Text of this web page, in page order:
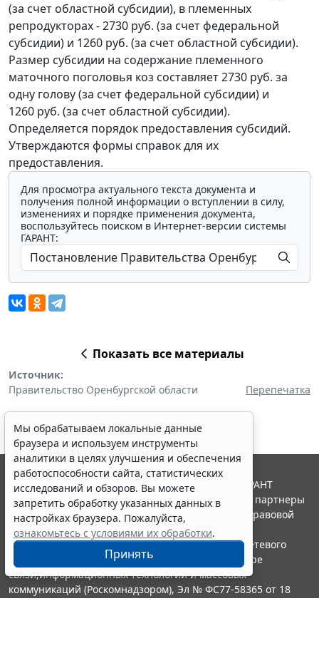
(за счет областной субсидии), в племенных
репродукторах - 2730 руб. (за счет федеральной
субсидии) и 1260 руб. (за счет областной субсидии).
Размер субсидии на содержание племенного
маточного поголовья коз составляет 2730 руб. за
одну голову (за счет федеральной субсидии) и
1260 руб. (за счет областной субсидии).
Определяется порядок предоставления субсидий.
Утверждаются формы справок для их
предоставления.
Для просмотра актуального текста документа и
получения полной информации о вступлении в силу,
изменениях и порядке применения документа,
воспользуйтесь поиском в Интернет-версии системы
ГАРАНТ:
Показать все материалы
Источник:
Правительство Оренбургской области
Перепечатка
Мы обрабатываем локальные данные
браузера и используем инструменты
аналитики в целях улучшения и обеспечения
работоспособности сайта, статистических
исследований и обзоров. Вы можете
запретить обработку указанных данных в
настройках браузера. Пожалуйста,
ознакомьтесь с условиями их обработки.
Принять
© ООО "НПП "ГАРАНТ-СЕРВИС", 2026. Система ГАРАНТ
выпускается с 1990 года. Компания "Гарант" и ее партнеры
являются участниками Российской ассоциации правовой
информации ГАРАНТ.
Портал ГАРАНТ.РУ зарегистрирован в качестве сетевого
издания Федеральной службой по надзору в сфере
связи,информационных технологий и массовых
коммуникаций (Роскомнадзором), Эл № ФС77-58365 от 18